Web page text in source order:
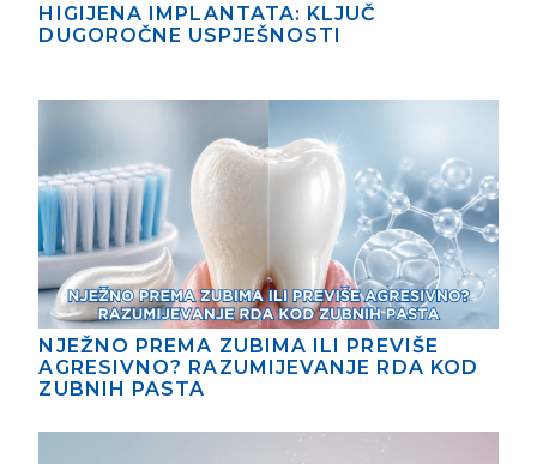
HIGIJENA IMPLANTATA: KLJUČ
DUGOROČNE USPJEŠNOSTI
NJEŽNO PREMA ZUBIMA ILI PREVIŠE
AGRESIVNO? RAZUMIJEVANJE RDA KOD
ZUBNIH PASTA